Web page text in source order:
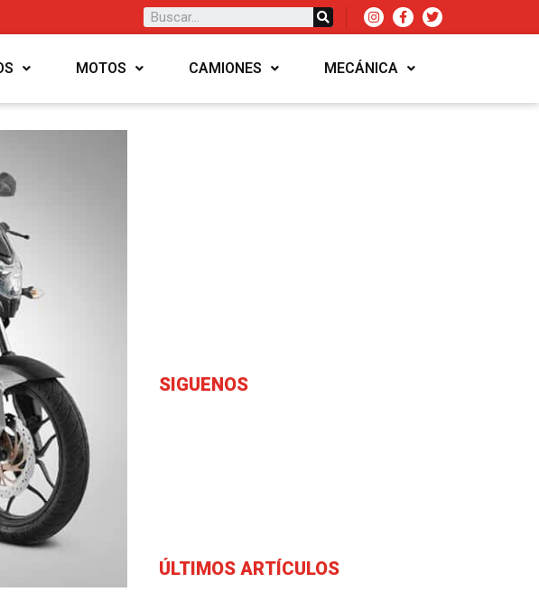
MOTOS CAMIONES MECÁNICA
SIGUENOS
ÚLTIMOS ARTÍCULOS